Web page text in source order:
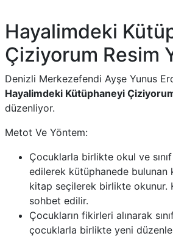
Hayalimdeki
Çiziyorum Resim
Denizli Merkezefendi Ayşe Yunus
Hayalimdeki Kütüphaneyi
düzenliyor.
Metot Ve Yöntem:
Çocuklarla birlikte okul ve
edilerek kütüphanede bulunan
kitap seçilerek birlikte okunur.
sohbet edilir.
Çocukların fikirleri alınarak
çocuklarla birlikte yeni